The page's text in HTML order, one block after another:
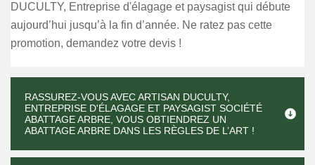
DUCULTY, Entreprise d'élagage et paysagist qui débute
aujourd’hui jusqu’à la fin d’année. Ne ratez pas cette
promotion, demandez votre devis !
RASSUREZ-VOUS AVEC ARTISAN DUCULTY,
ENTREPRISE D'ÉLAGAGE ET PAYSAGIST SOCIÉTÉ
ABATTAGE ARBRE, VOUS OBTIENDREZ UN
ABATTAGE ARBRE DANS LES RÈGLES DE L’ART !